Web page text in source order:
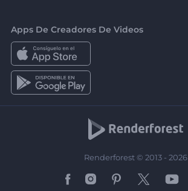
Apps De Creadores De Videos
Renderforest © 2013 - 2026